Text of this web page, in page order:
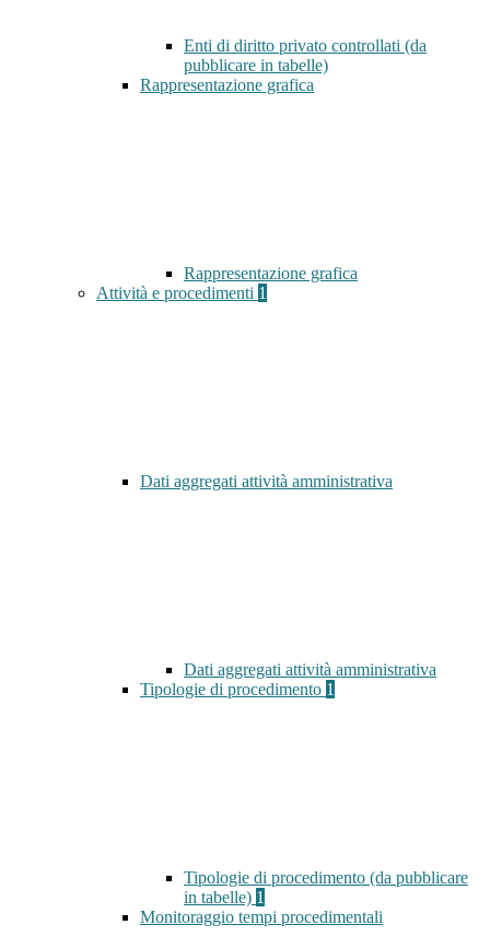
Enti di diritto privato controllati (da
pubblicare in tabelle)
Rappresentazione grafica
Rappresentazione grafica
Attività e procedimenti 1
Dati aggregati attività amministrativa
Dati aggregati attività amministrativa
Tipologie di procedimento 1
Tipologie di procedimento (da pubblicare
in tabelle) 1
Monitoraggio tempi procedimentali